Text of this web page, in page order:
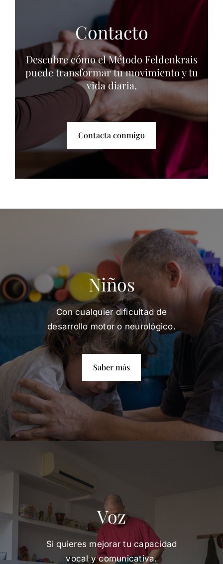
Contacto
Descubre cómo el Método Feldenkrais
puede transformar tu movimiento y tu
vida diaria.
Contacta conmigo
Niños
Con cualquier dificultad de
desarrollo motor o neurológico.
Saber más
Voz
Si quieres mejorar tu capacidad
vocal y comunicativa.